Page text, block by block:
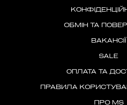
ОБМІН ТА
ВАКАНСІЇ
SALE
ОПЛАТА ТА
ПРАВИЛА
ПРО MS